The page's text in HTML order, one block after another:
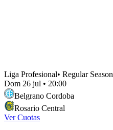
Liga Profesional• Regular Season
Dom 26 jul • 20:00
Belgrano Cordoba
Rosario Central
Ver Cuotas